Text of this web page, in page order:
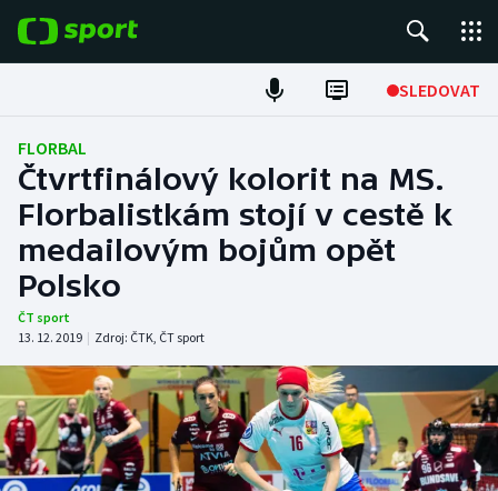
SLEDOVAT
Fotbal
Hokej
Tenis
Atletika
DALŠÍ SPORTY
Americký fotbal
NEPŘEHLÉDNĚTE
FLORBAL
Čtvrtfinálový kolorit na MS.
Florbalistkám stojí v cestě k
medailovým bojům opět
Polsko
ČT sport
13. 12. 2019 | Zdroj: ČTK, ČT sport